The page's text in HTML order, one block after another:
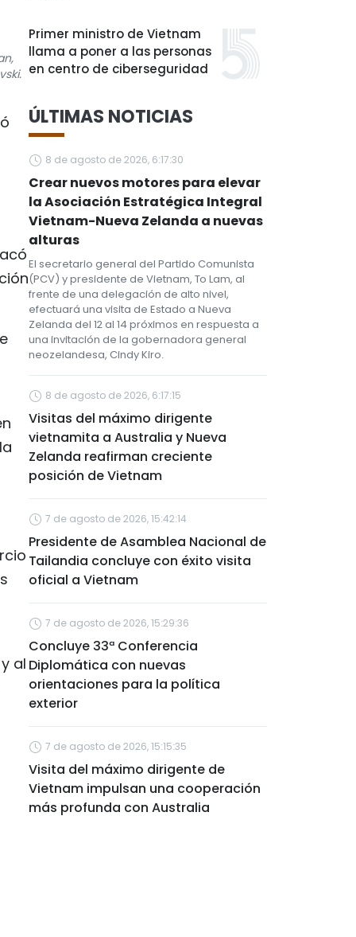
al
Primer ministro de Vietnam
llama a poner a las personas
en centro de ciberseguridad
ÚLTIMAS NOTICIAS
8 de agosto de 2026, 6:17:30
Crear nuevos motores para elevar
la Asociación Estratégica Integral
Vietnam-Nueva Zelanda a nuevas
alturas
El secretario general del Partido Comunista
(PCV) y presidente de Vietnam, To Lam, al
frente de una delegación de alto nivel,
efectuará una visita de Estado a Nueva
Zelanda del 12 al 14 próximos en respuesta a
una invitación de la gobernadora general
neozelandesa, Cindy Kiro.
8 de agosto de 2026, 6:17:15
Visitas del máximo dirigente
vietnamita a Australia y Nueva
Zelanda reafirman creciente
posición de Vietnam
7 de agosto de 2026, 15:42:14
Presidente de Asamblea Nacional de
Tailandia concluye con éxito visita
oficial a Vietnam
7 de agosto de 2026, 15:29:36
Concluye 33ª Conferencia
Diplomática con nuevas
orientaciones para la política
exterior
7 de agosto de 2026, 15:15:35
Visita del máximo dirigente de
Vietnam impulsan una cooperación
más profunda con Australia